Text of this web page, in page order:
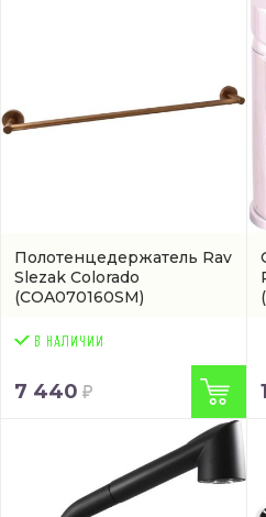
Полотенцедержатель Rav
Slezak Colorado
(COA070160SM)
7 440